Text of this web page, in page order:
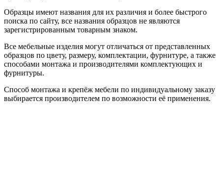
Образцы имеют названия для их различия и более быстрого
поиска по сайту, все названия образцов не являются
зарегистрированным товарным знаком.
Все мебельные изделия могут отличаться от представленных
образцов по цвету, размеру, комплектации, фурнитуре, а также
способами монтажа и производителями комплектующих и
фурнитуры.
Способ монтажа и крепёж мебели по индивидуальному заказу
выбирается производителем по возможности её применения.